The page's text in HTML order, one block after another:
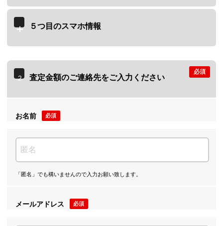
５つ目のスマホ情報
2 査定金額のご連絡先をご入力ください
必須
お名前 必須
「匿名」でも構いませんので入力お願い致します。
メールアドレス 必須